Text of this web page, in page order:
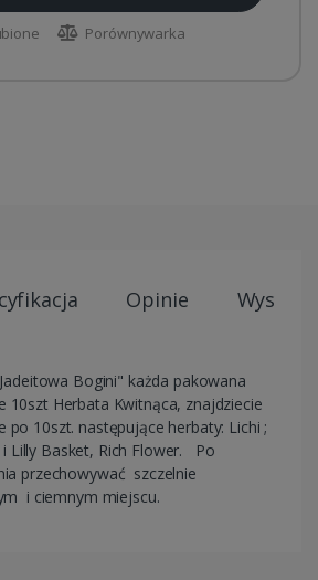
Porównywarka
Opinie Wysyłki
Bogini" każda pakowana
10szt Herbata Kwitnąca, znajdziecie
po 10szt. następujące herbaty: Lichi ;
Lilly Basket, Rich Flower. Po
przechowywać szczelnie
i ciemnym miejscu.